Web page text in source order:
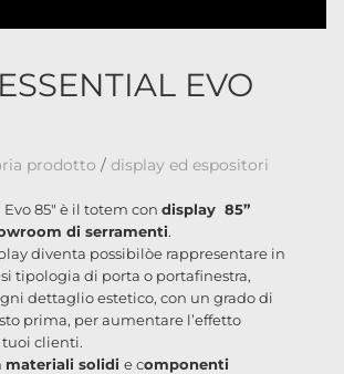
EVO
prodotto / display ed espositori
Evo 85" è il totem con display 85”
di serramenti.
diventa possibilòe rappresentare in
tipologia di porta o portafinestra,
dettaglio estetico, con un grado di
prima, per aumentare l’effetto
clienti.
materiali solidi e componenti